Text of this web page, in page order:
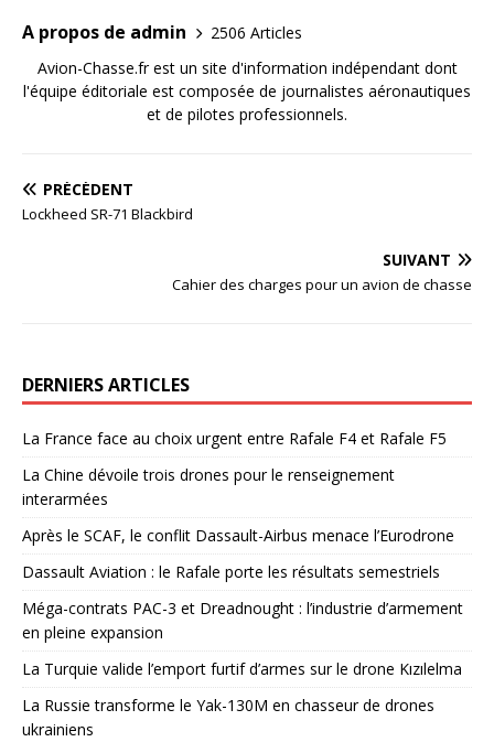
A propos de admin
2506 Articles
Avion-Chasse.fr est un site d'information indépendant dont
l'équipe éditoriale est composée de journalistes aéronautiques
et de pilotes professionnels.
PRÉCÉDENT
Lockheed SR-71 Blackbird
SUIVANT
Cahier des charges pour un avion de chasse
DERNIERS ARTICLES
La France face au choix urgent entre Rafale F4 et Rafale F5
La Chine dévoile trois drones pour le renseignement
interarmées
Après le SCAF, le conflit Dassault-Airbus menace l’Eurodrone
Dassault Aviation : le Rafale porte les résultats semestriels
Méga-contrats PAC-3 et Dreadnought : l’industrie d’armement
en pleine expansion
La Turquie valide l’emport furtif d’armes sur le drone Kızılelma
La Russie transforme le Yak-130M en chasseur de drones
ukrainiens